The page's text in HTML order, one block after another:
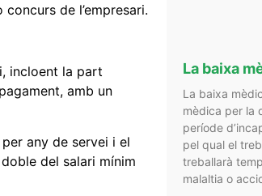
de l’empresari.
incloent la part
amb un
any de servei i el
del salari mínim
La baixa
La baixa
mèdica per la
període
pel qual el
treballarà
malaltia o